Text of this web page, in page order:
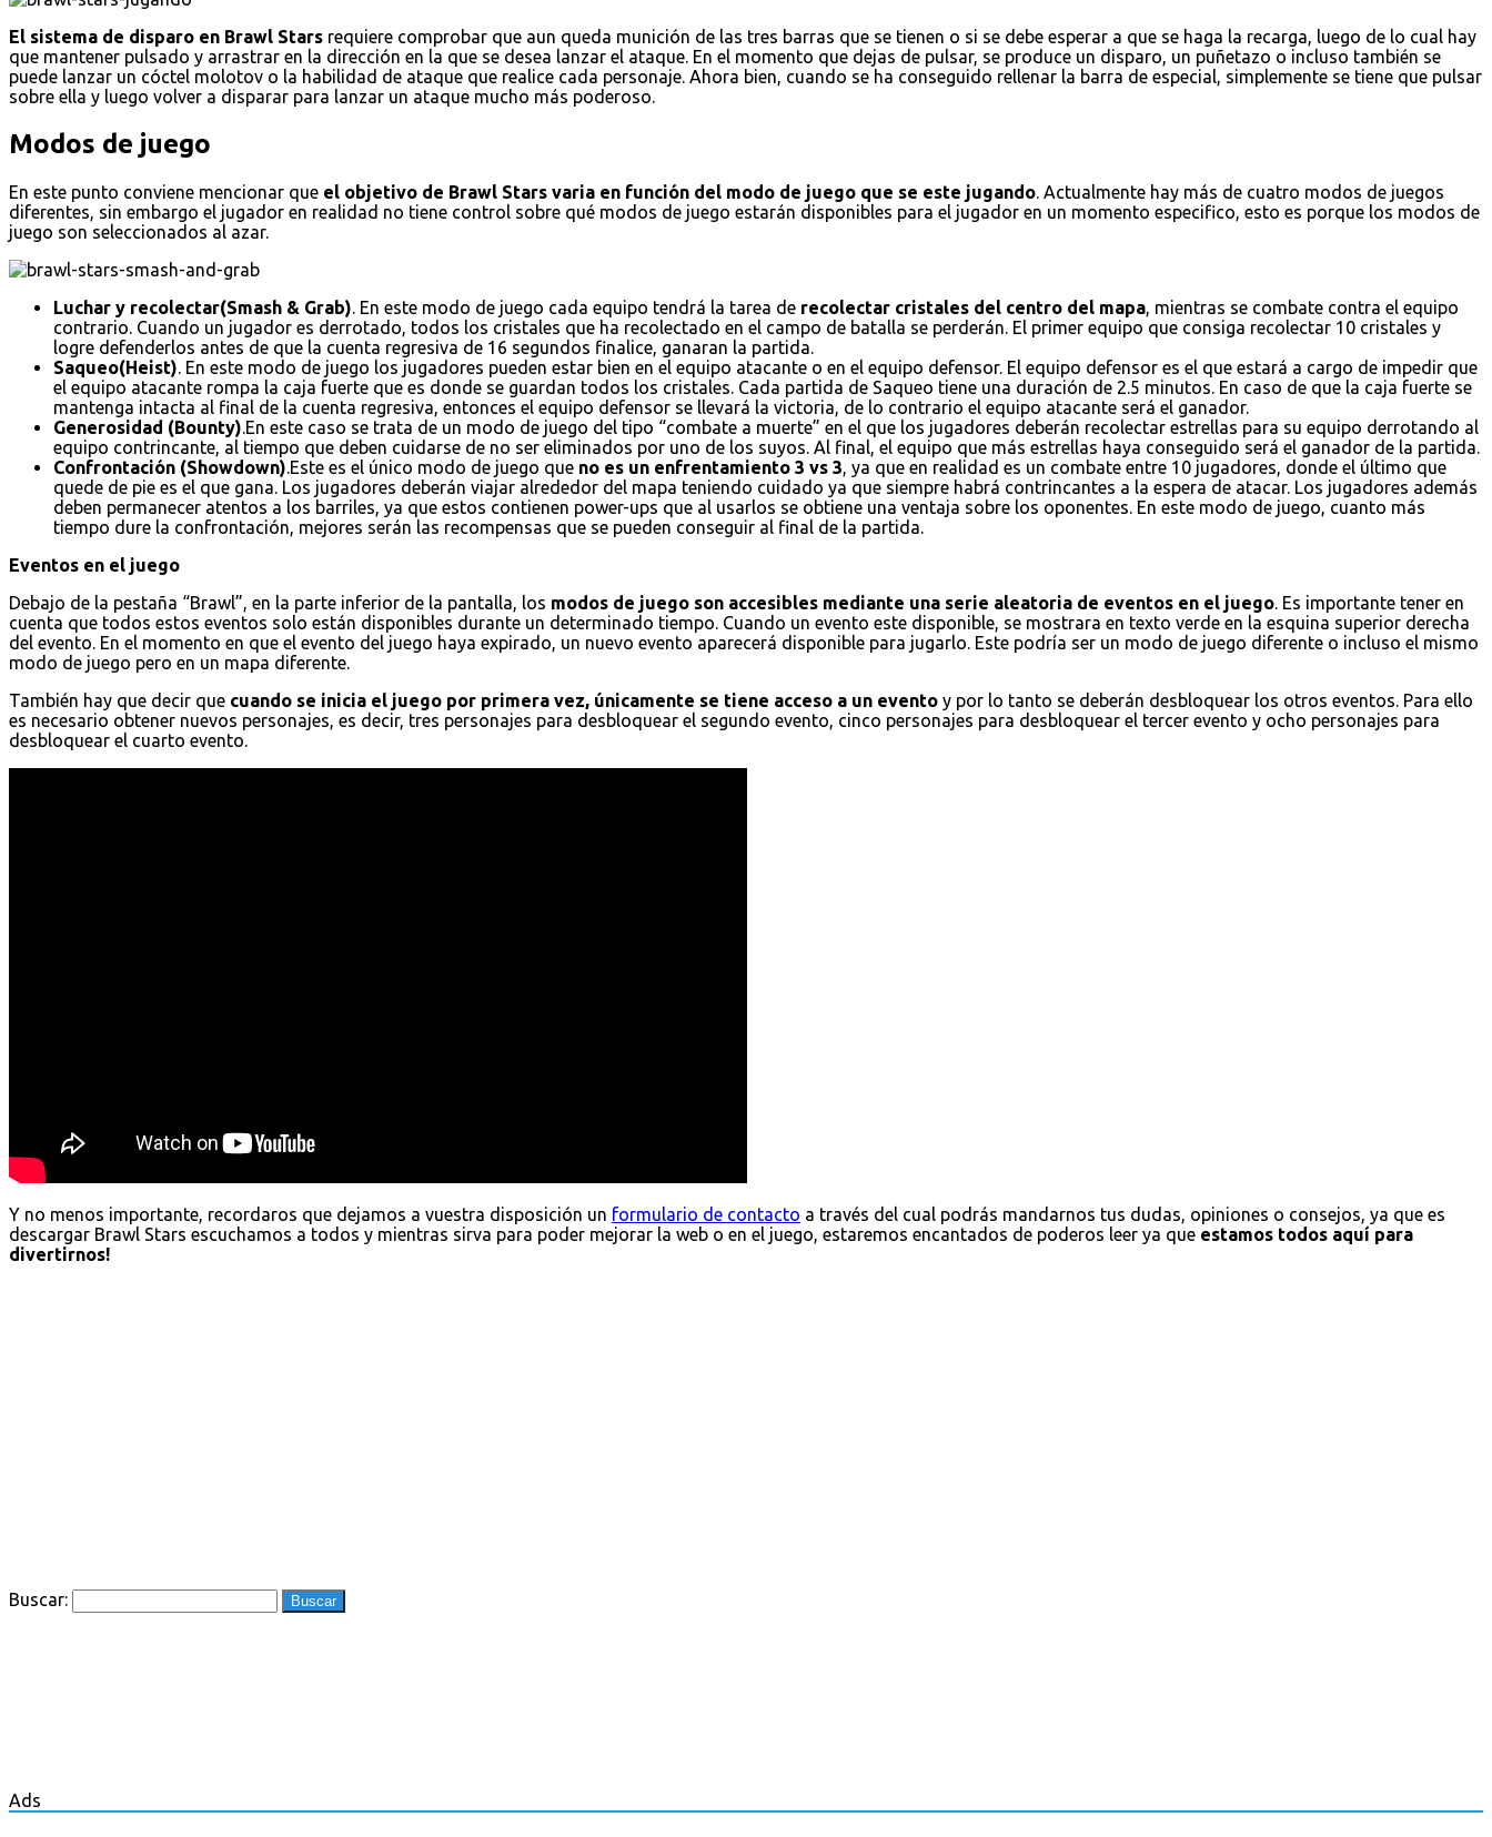
El sistema de disparo en Brawl Stars requiere comprobar que aun queda munición de las tres barras que se tienen o si se debe esperar a que se haga la recarga, luego de lo cual hay
que mantener pulsado y arrastrar en la dirección en la que se desea lanzar el ataque. En el momento que dejas de pulsar, se produce un disparo, un puñetazo o incluso también se
puede lanzar un cóctel molotov o la habilidad de ataque que realice cada personaje. Ahora bien, cuando se ha conseguido rellenar la barra de especial, simplemente se tiene que pulsar
sobre ella y luego volver a disparar para lanzar un ataque mucho más poderoso.
Modos de juego
En este punto conviene mencionar que el objetivo de Brawl Stars varia en función del modo de juego que se este jugando. Actualmente hay más de cuatro modos de juegos
diferentes, sin embargo el jugador en realidad no tiene control sobre qué modos de juego estarán disponibles para el jugador en un momento especifico, esto es porque los modos de
juego son seleccionados al azar.
Luchar y recolectar(Smash & Grab). En este modo de juego cada equipo tendrá la tarea de recolectar cristales del centro del mapa, mientras se combate contra el equipo
contrario. Cuando un jugador es derrotado, todos los cristales que ha recolectado en el campo de batalla se perderán. El primer equipo que consiga recolectar 10 cristales y
logre defenderlos antes de que la cuenta regresiva de 16 segundos finalice, ganaran la partida.
Saqueo(Heist). En este modo de juego los jugadores pueden estar bien en el equipo atacante o en el equipo defensor. El equipo defensor es el que estará a cargo de impedir que
el equipo atacante rompa la caja fuerte que es donde se guardan todos los cristales. Cada partida de Saqueo tiene una duración de 2.5 minutos. En caso de que la caja fuerte se
mantenga intacta al final de la cuenta regresiva, entonces el equipo defensor se llevará la victoria, de lo contrario el equipo atacante será el ganador.
Generosidad (Bounty).En este caso se trata de un modo de juego del tipo “combate a muerte” en el que los jugadores deberán recolectar estrellas para su equipo derrotando al
equipo contrincante, al tiempo que deben cuidarse de no ser eliminados por uno de los suyos. Al final, el equipo que más estrellas haya conseguido será el ganador de la partida.
Confrontación (Showdown).Este es el único modo de juego que no es un enfrentamiento 3 vs 3, ya que en realidad es un combate entre 10 jugadores, donde el último que
quede de pie es el que gana. Los jugadores deberán viajar alrededor del mapa teniendo cuidado ya que siempre habrá contrincantes a la espera de atacar. Los jugadores además
deben permanecer atentos a los barriles, ya que estos contienen power-ups que al usarlos se obtiene una ventaja sobre los oponentes. En este modo de juego, cuanto más
tiempo dure la confrontación, mejores serán las recompensas que se pueden conseguir al final de la partida.
Eventos en el juego
Debajo de la pestaña “Brawl”, en la parte inferior de la pantalla, los modos de juego son accesibles mediante una serie aleatoria de eventos en el juego. Es importante tener en
cuenta que todos estos eventos solo están disponibles durante un determinado tiempo. Cuando un evento este disponible, se mostrara en texto verde en la esquina superior derecha
del evento. En el momento en que el evento del juego haya expirado, un nuevo evento aparecerá disponible para jugarlo. Este podría ser un modo de juego diferente o incluso el mismo
modo de juego pero en un mapa diferente.
También hay que decir que cuando se inicia el juego por primera vez, únicamente se tiene acceso a un evento y por lo tanto se deberán desbloquear los otros eventos. Para ello
es necesario obtener nuevos personajes, es decir, tres personajes para desbloquear el segundo evento, cinco personajes para desbloquear el tercer evento y ocho personajes para
desbloquear el cuarto evento.
Y no menos importante, recordaros que dejamos a vuestra disposición un formulario de contacto a través del cual podrás mandarnos tus dudas, opiniones o consejos, ya que es
descargar Brawl Stars escuchamos a todos y mientras sirva para poder mejorar la web o en el juego, estaremos encantados de poderos leer ya que estamos todos aquí para
divertirnos!
Buscar:
Ads